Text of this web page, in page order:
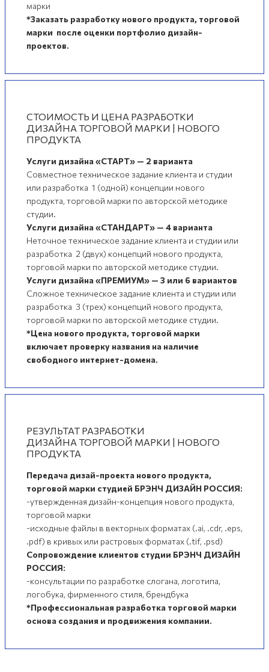
марки
*Заказать разработку нового продукта, торговой
марки после оценки портфолио дизайн-
проектов.
СТОИМОСТЬ И ЦЕНА РАЗРАБОТКИ
ДИЗАЙНА ТОРГОВОЙ МАРКИ | НОВОГО
ПРОДУКТА
Услуги дизайна «СТАРТ» — 2 варианта
Совместное техническое задание клиента и студии
или разработка 1 (одной) концепции нового
продукта, торговой марки по авторской методике
студии.
Услуги дизайна «СТАНДАРТ» — 4 варианта
Неточное техническое задание клиента и студии или
разработка 2 (двух) концепций нового продукта,
торговой марки по авторской методике студии.
Услуги дизайна «ПРЕМИУМ» — 3 или 6 вариантов
Сложное техническое задание клиента и студии или
разработка 3 (трех) концепций нового продукта,
торговой марки по авторской методике студии.
*Цена нового продукта, торговой марки
включает проверку названия на наличие
свободного интернет-домена.
РЕЗУЛЬТАТ РАЗРАБОТКИ
ДИЗАЙНА ТОРГОВОЙ МАРКИ | НОВОГО
ПРОДУКТА
Передача дизай-проекта нового продукта,
торговой марки студией БРЭНЧ ДИЗАЙН РОССИЯ:
-утвержденная дизайн-концепция нового продукта,
торговой марки
-исходные файлы в векторных форматах (.ai, .cdr, .eps,
.pdf) в кривых или растровых форматах (.tif, .psd)
Сопровождение клиентов студии БРЭНЧ ДИЗАЙН
РОССИЯ:
-консультации по разработке слогана, логотипа,
логобука, фирменного стиля, брендбука
*Профессиональная разработка торговой марки
основа создания и продвижения компании.